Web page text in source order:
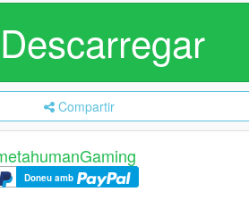
Descarregar
Compartir
Doneu amb